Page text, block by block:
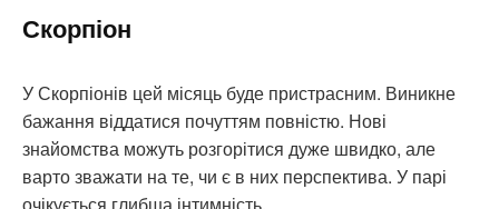
Скорпіон
У Скорпіонів цей місяць буде пристрасним. Виникне
бажання віддатися почуттям повністю. Нові
знайомства можуть розгорітися дуже швидко, але
варто зважати на те, чи є в них перспектива. У парі